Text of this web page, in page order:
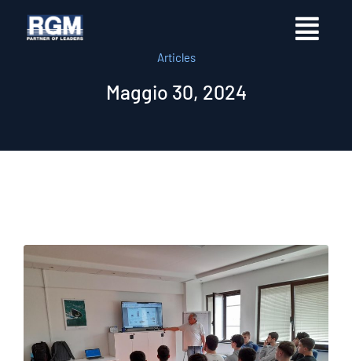
Articles
Maggio 30, 2024